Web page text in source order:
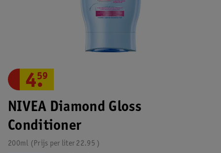
NIVEA Diamond Gloss
Conditioner
200ml 22.95
Prijs per liter
4.
59